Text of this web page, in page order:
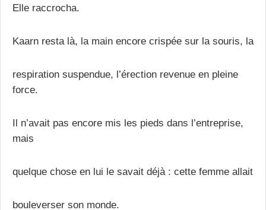
Elle raccrocha.
Kaarn resta là, la main encore crispée sur la souris, la
respiration suspendue, l’érection revenue en pleine
force.
Il n’avait pas encore mis les pieds dans l’entreprise,
mais
quelque chose en lui le savait déjà : cette femme allait
bouleverser son monde.